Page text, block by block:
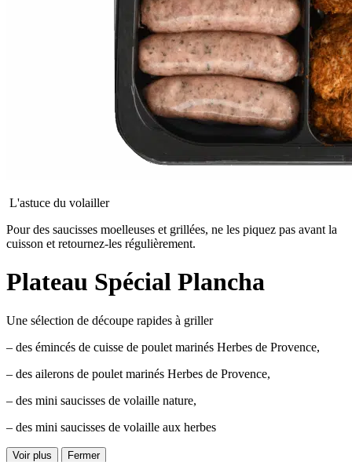
L'astuce du volailler
Pour des saucisses moelleuses et grillées, ne les piquez pas avant la
cuisson et retournez-les régulièrement.
Plateau Spécial Plancha
Une sélection de découpe rapides à griller
– des émincés de cuisse de poulet marinés Herbes de Provence,
– des ailerons de poulet marinés Herbes de Provence,
– des mini saucisses de volaille nature,
– des mini saucisses de volaille aux herbes
Voir plus Fermer